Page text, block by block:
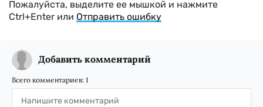
Пожалуйста, выделите ее мышкой и нажмите
Ctrl+Enter или Отправить ошибку
Добавить комментарий
Всего комментариев: 1